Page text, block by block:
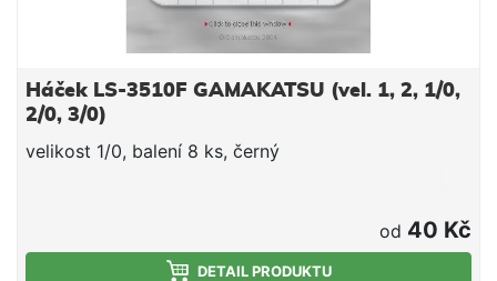
Háček LS-3510F GAMAKATSU (vel. 1, 2, 1/0,
2/0, 3/0)
velikost 1/0, balení 8 ks, černý
od 40 Kč
DETAIL PRODUKTU